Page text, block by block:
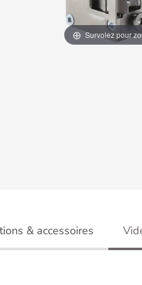
Survolez pour
& accessoires